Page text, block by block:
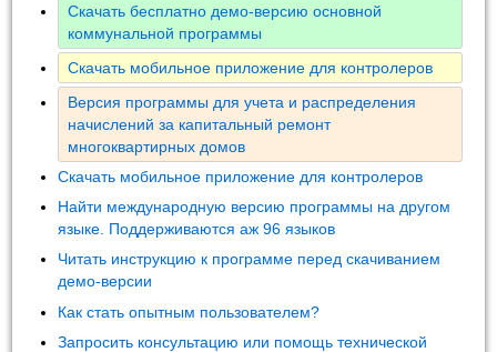
Скачать бесплатно демо-версию основной
коммунальной программы
Скачать мобильное приложение для контролеров
Версия программы для учета и распределения
начислений за капитальный ремонт
многоквартирных домов
Скачать мобильное приложение для контролеров
Найти международную версию программы на другом
языке. Поддерживаются аж 96 языков
Читать инструкцию к программе перед скачиванием
демо-версии
Как стать опытным пользователем?
Запросить консультацию или помощь технической